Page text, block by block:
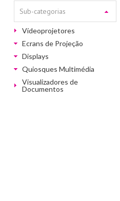
Sub-categorias
Vídeoprojetores
Ecrans de Projeção
Displays
Quiosques Multimédia
Visualizadores de
Documentos